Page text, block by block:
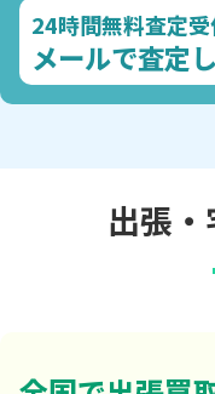
24時間無料査定
メールで査定
出張